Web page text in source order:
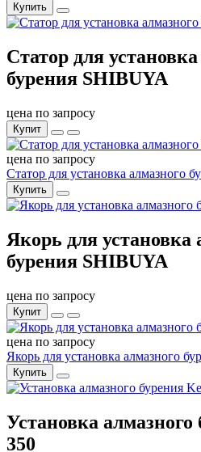
Купить
Статор для
бурения SHIBUYA
цена по запросу
Купит
цена по запросу
Статор для установка алмазного
Купить
Якорь для установка
бурения SHIBUYA
цена по запросу
Купит
цена по запросу
Якорь для установка алмазного
Купить
Установка
350